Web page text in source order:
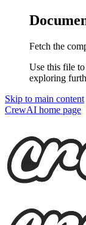
Fetch the
Use this file
exploring
Skip to main content
CrewAI home page